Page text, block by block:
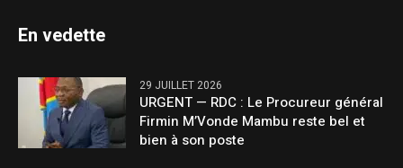
En vedette
29 JUILLET 2026
URGENT — RDC : Le Procureur général
Firmin M’Vonde Mambu reste bel et
bien à son poste